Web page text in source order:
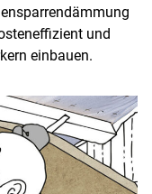
und
einbauen.